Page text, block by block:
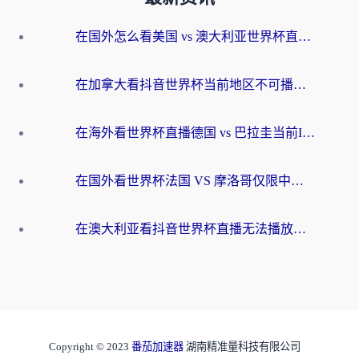
在国外怎么看美国 vs 澳大利亚世界杯直播？海外党必藏的中文解说观赛指南
在加拿大看抖音世界杯当前地区不可播放？海外党体育观赛终极指南
在海外看世界杯直播德国 vs 巴拉圭当前IP受限制？这篇指南帮你轻松解决地区限制
在国外看世界杯法国 VS 摩洛哥仅限中国大陆？别让地域限制拦下你的欢呼
在澳大利亚看抖音世界杯直播无法播放？海外党体育观赛终极指南来了！
Copyright © 2023 番茄加速器 湖南精准量科技有限公司